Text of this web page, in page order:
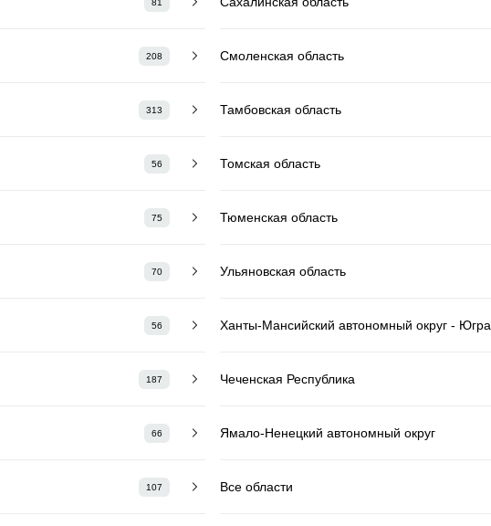
208 Смоленская область
313 Тамбовская область
56 Томская область
75 Тюменская область
70 Ульяновская область
56 Ханты-Мансийский автономный округ - Югра
187 Чеченская Республика
66 Ямало-Ненецкий автономный округ
107 Все области